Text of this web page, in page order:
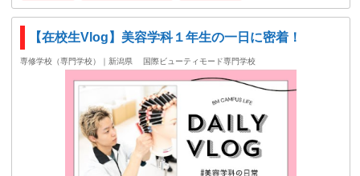
【在校生Vlog】美容学科１年生の一日に密着！
専修学校（専門学校）｜新潟県 国際ビューティモード専門学校